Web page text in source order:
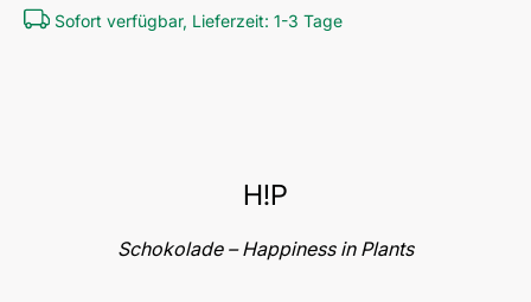
Sofort verfügbar, Lieferzeit: 1-3 Tage
H!P
Schokolade – Happiness in Plants